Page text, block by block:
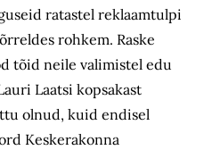
ratastel reklaamtulpi
rohkem. Raske
tõid neile valimistel edu
Laatsi kopsakast
olnud, kuid endisel
Keskerakonna